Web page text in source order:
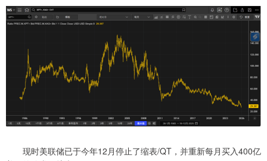
现时美联储已于今年12月停止了缩表/QT，并重新每月买入400亿